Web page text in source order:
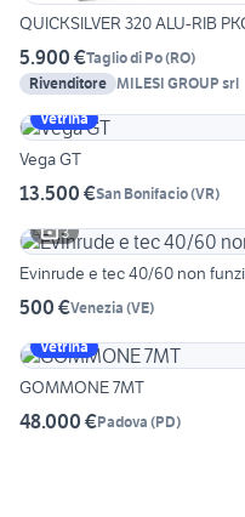
QUICKSILVER 320 ALU-RIB
5.900 €Taglio di Po(RO)
Rivenditore MILESI GROUP srl
Vetrina
Vega GT
13.500 €San Bonifacio(VR)
3
Evinrude e tec 40/60 non
500 €Venezia (VE)
Vetrina
GOMMONE 7MT
48.000 €Padova (PD)